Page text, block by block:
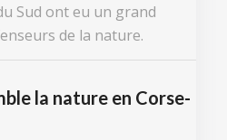
Sud ont eu un grand
de la nature.
la nature en Corse-